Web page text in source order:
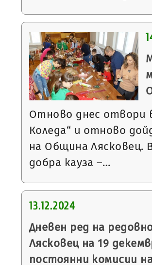
Отново днес отвори
Коледа“ и отново
на Община Лясковец.
добра кауза –…
13.12.2024
Дневен ред на
Лясковец на 19
постоянни комисии